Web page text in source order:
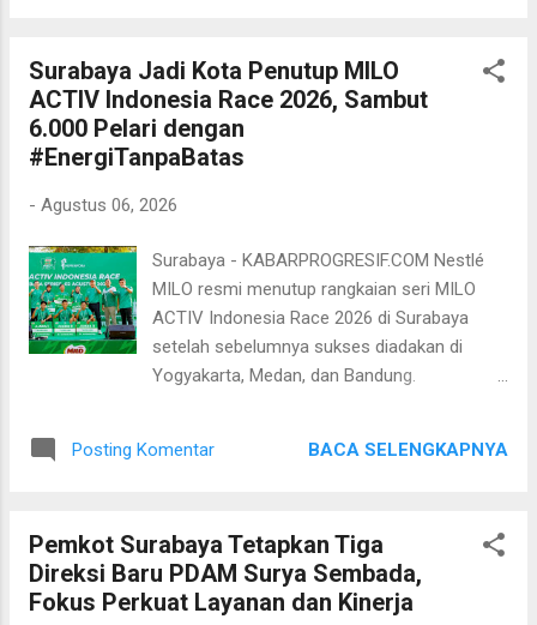
masyarakat. Rapat tersebut membahas
rencana penertiban bangunan yang berdiri di
atas aset tanah PT KAI di wilayah
emplasemen Stasiun Surabaya Pasar Turi.
bahwa kawasan tersebut masuk dalam
Stasiun Pasar Turi. PT KAI juga menyatakan
telah memiliki Sertifikat Hak Guna Bangunan
mencapai 62.022 meter persegi. Selain itu,
PT KAI menyebut telah terdapat putusan
K/Pdt/2026 tertanggal 12 Maret 2026 yang
Surabaya Jadi Kota Penutup MILO
ACTIV Indonesia Race 2026, Sambut
6.000 Pelari dengan
#EnergiTanpaBatas
- Agustus 06, 2026
Surabaya - KABARPROGRESIF.COM Nestlé
MILO resmi menutup rangkaian seri MILO
ACTIV Indonesia Race 2026 di Surabaya
setelah sebelumnya sukses diadakan di
Yogyakarta, Medan, dan Bandung.
pelari dari empat kota untuk turut ambil
acara puncak MILO ACTIV Indonesia Race
2026 Jakarta International 10K. Surabaya
sendiri telah menjadi bagian dari rangkaian
Posting Komentar BACA SELENGKAPNYA
Pemkot Surabaya Tetapkan Tiga
Direksi Baru PDAM Surya Sembada,
Fokus Perkuat Layanan dan Kinerja